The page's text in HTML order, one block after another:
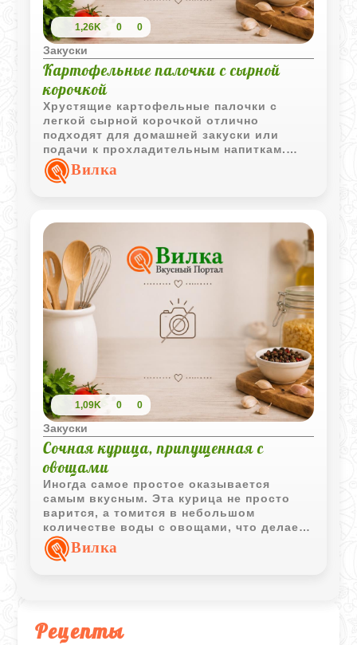
Рецепты
1,26K 0 0
Закуски
Картофельные палочки с сырной
корочкой
Хрустящие картофельные палочки с
легкой сырной корочкой отлично
подходят для домашней закуски или
подачи к прохладительным напиткам.
Снаружи картофель получается румяным
и аппетитным, а внутри остается мягким
Вилка
1,09K 0 0
Закуски
Сочная курица, припущенная с
овощами
Иногда самое простое оказывается
самым вкусным. Эта курица не просто
варится, а томится в небольшом
количестве воды с овощами, что делает
её по-настоящему сочной и нежной.
Морковь с луком отдают свою сладость,
Вилка